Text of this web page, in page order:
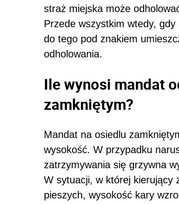
straż miejska może
Przede wszystkim wtedy,
do tego pod znakiem
odholowania.
Ile wynosi mandat
zamkniętym?
Mandat na osiedlu
wysokość. W przypadku
zatrzymywania się grzywna
W sytuacji, w której kierujący
pieszych, wysokość kary